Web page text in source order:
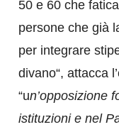
50 e 60 che
persone che già
per integrare
divano“, attacca
“un’opposizione
istituzioni e nel